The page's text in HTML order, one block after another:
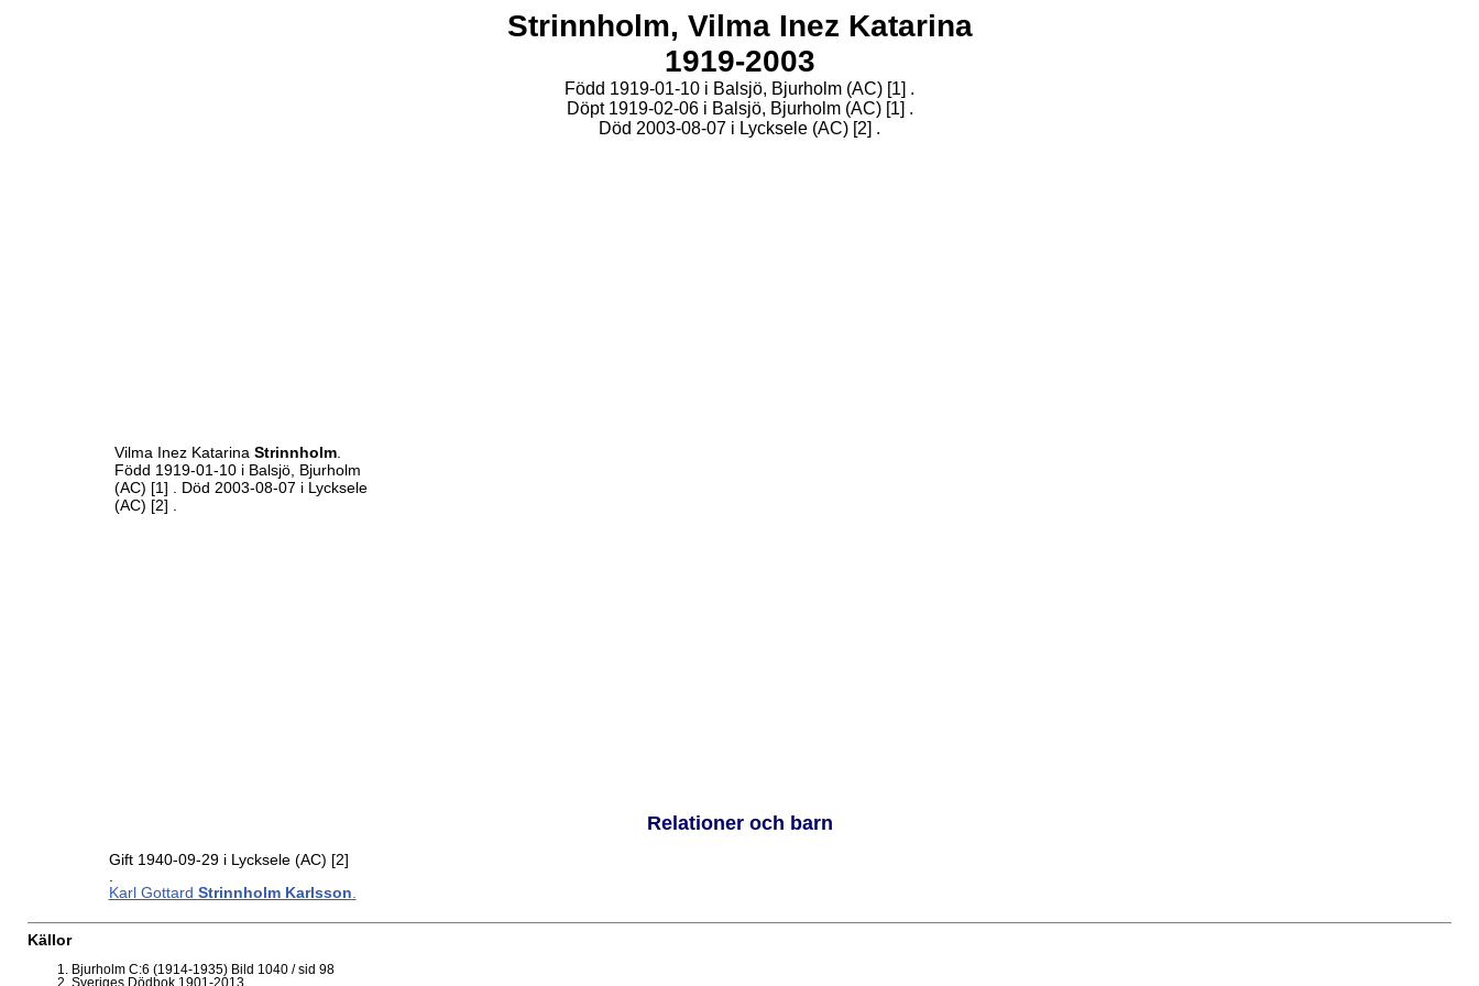
Strinnholm, Vilma Inez Katarina
1919-2003
Född 1919-01-10 i Balsjö, Bjurholm (AC) [1] .
Döpt 1919-02-06 i Balsjö, Bjurholm (AC) [1] .
Död 2003-08-07 i Lycksele (AC) [2] .
Vilma Inez Katarina Strinnholm.
Född 1919-01-10 i Balsjö, Bjurholm
(AC) [1]
. Död 2003-08-07 i Lycksele
(AC) [2]
Relationer och barn
Gift 1940-09-29 i Lycksele (AC) [2]
.
Karl Gottard Strinnholm Karlsson.
Källor
Bjurholm C:6 (1914-1935) Bild 1040 / sid 98
Sveriges Dödbok 1901-2013